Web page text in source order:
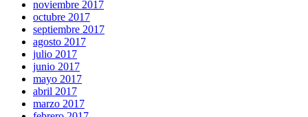
noviembre 2017
octubre 2017
septiembre 2017
agosto 2017
julio 2017
junio 2017
mayo 2017
abril 2017
marzo 2017